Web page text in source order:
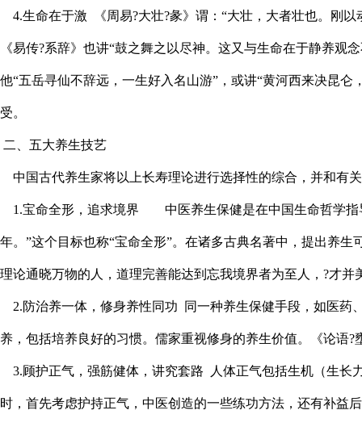
4.生命在于激 《周易?大壮?彖》谓：“大壮，大者壮也。刚
《易传?系辞》也讲“鼓之舞之以尽神。这又与生命在于静养
他“五岳寻仙不辞远，一生好入名山游”，或讲“黄河西来决昆
受。
二、五大养生技艺
中国古代养生家将以上长寿理论进行选择性的综合，并和有
1.宝命全形，追求境界 中医养生保健是在中国生命哲学指
年。”这个目标也称“宝命全形”。在诸多古典名著中，提出养
理论通晓万物的人，道理完善能达到忘我境界者为至人，?才
2.防治养一体，修身养性同功 同一种养生保健手段，如医药
养，包括培养良好的习惯。儒家重视修身的养生价值。《论语
3.顾护正气，强筋健体，讲究套路 人体正气包括生机（生长
时，首先考虑护持正气，中医创造的一些练功方法，还有补益